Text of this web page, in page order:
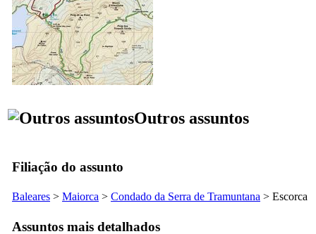
Outros assuntos
Filiação do assunto
Baleares > Maiorca > Condado da Serra de Tramuntana > Escorca
Assuntos mais detalhados